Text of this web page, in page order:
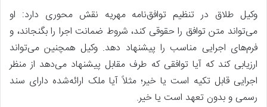
وکیل طلاق در تنظیم توافق‌نامه مهریه نقش محوری دارد: او
می‌تواند متن توافق را حقوقی کند، شروط ضمانت اجرا را بگنجاند، و
فرم‌های اجرایی مناسب را پیشنهاد دهد. وکیل همچنین می‌تواند
ارزیابی کند که آیا توافقی که طرف مقابل پیشنهاد می‌دهد از منظر
اجرایی قابل تکیه است یا خیر؛ مثلاً آیا ملک ارائه‌شده دارای سند
رسمی و بدون تعهد است یا خیر.